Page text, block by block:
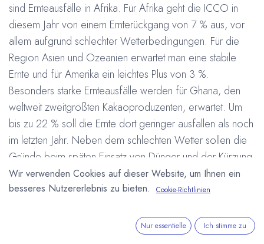
sind Ernteausfälle in Afrika. Für Afrika geht die ICCO in
diesem Jahr von einem Ernterückgang von 7 % aus, vor
allem aufgrund schlechter Wetterbedingungen. Für die
Region Asien und Ozeanien erwartet man eine stabile
Ernte und für Amerika ein leichtes Plus von 3 %.
Besonders starke Ernteausfälle werden für Ghana, den
weltweit zweitgrößten Kakaoproduzenten, erwartet. Um
bis zu 22 % soll die Ernte dort geringer ausfallen als noch
im letzten Jahr. Neben dem schlechten Wetter sollen die
Gründe beim späten Einsatz von Dünger und der Kürzung
des staatlichen Massen-Sprühprogramms liegen.
# Ernte
International Cocoa Organization (ICCO)
Wir verwenden Cookies auf dieser Website, um Ihnen ein
besseres Nutzererlebnis zu bieten.
Cookie-Richtlinien
Nur essentielle Ich stimme zu